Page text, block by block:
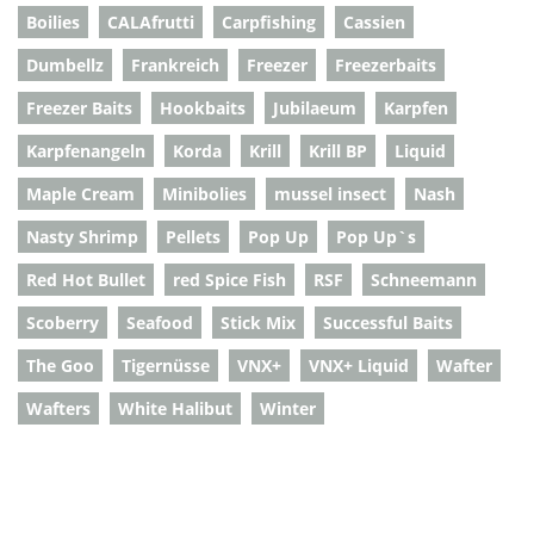
Boilies
CALAfrutti Carpfishing
Cassien
Dumbellz
Frankreich Freezer
Freezerbaits
Freezer Baits
Hookbaits Jubilaeum
Karpfen
Karpfenangeln
Korda Krill Krill BP
Liquid
Maple Cream
Minibolies mussel insect
Nash
Nasty Shrimp
Pellets Pop Up
Pop Up`s
Red Hot Bullet
red Spice Fish RSF
Schneemann
Scoberry
Seafood Stick Mix
Successful Baits
The Goo
Tigernüsse VNX+ VNX+ Liquid
Wafter
Wafters
White Halibut Winter